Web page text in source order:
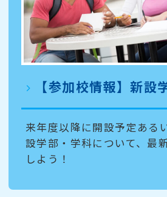
【参加校情報】新設
来年度以降に開設予定ある
設学部・学科について、最
しよう！